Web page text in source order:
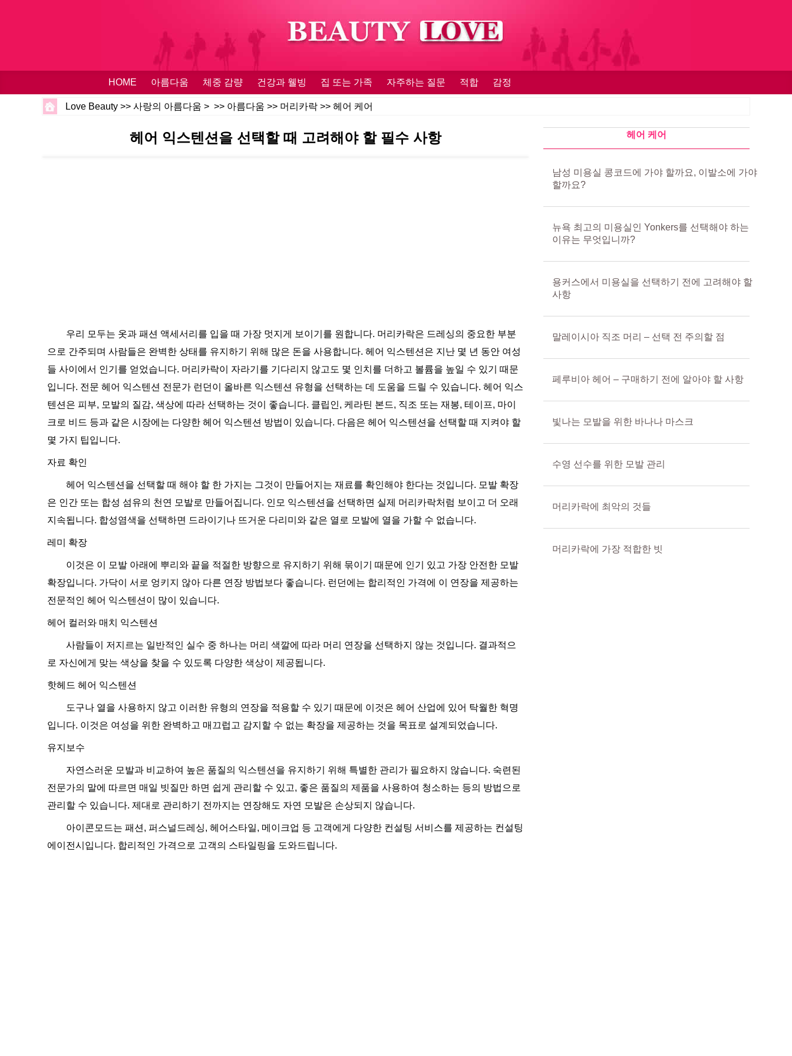
HOME 아름다움 체중 감량 건강과 웰빙 집 또는 가족 자주하는 질문 적합 감정
Love Beauty >> 사랑의 아름다움 > >> 아름다움 >> 머리카락 >> 헤어 케어
헤어 익스텐션을 선택할 때 고려해야 할 필수 사항
우리 모두는 옷과 패션 액세서리를 입을 때 가장 멋지게 보이기를 원합니다. 머리카락은 드레싱의 중요한 부분
으로 간주되며 사람들은 완벽한 상태를 유지하기 위해 많은 돈을 사용합니다. 헤어 익스텐션은 지난 몇 년 동안 여성
들 사이에서 인기를 얻었습니다. 머리카락이 자라기를 기다리지 않고도 몇 인치를 더하고 볼륨을 높일 수 있기 때문
입니다. 전문 헤어 익스텐션 전문가 런던이 올바른 익스텐션 유형을 선택하는 데 도움을 드릴 수 있습니다. 헤어 익스
텐션은 피부, 모발의 질감, ​​색상에 따라 선택하는 것이 좋습니다. 클립인, 케라틴 본드, 직조 또는 재봉, 테이프, 마이
크로 비드 등과 같은 시장에는 다양한 헤어 익스텐션 방법이 있습니다. 다음은 헤어 익스텐션을 선택할 때 지켜야 할
몇 가지 팁입니다.
자료 확인
헤어 익스텐션을 선택할 때 해야 할 한 가지는 그것이 만들어지는 재료를 확인해야 한다는 것입니다. 모발 확장
은 인간 또는 합성 섬유의 천연 모발로 만들어집니다. 인모 익스텐션을 선택하면 실제 머리카락처럼 보이고 더 오래
지속됩니다. 합성염색을 선택하면 드라이기나 뜨거운 다리미와 같은 열로 모발에 열을 가할 수 없습니다.
레미 확장
이것은 이 모발 아래에 뿌리와 끝을 적절한 방향으로 유지하기 위해 묶이기 때문에 인기 있고 가장 안전한 모발
확장입니다. 가닥이 서로 엉키지 않아 다른 연장 방법보다 좋습니다. 런던에는 합리적인 가격에 이 연장을 제공하는
전문적인 헤어 익스텐션이 많이 있습니다.
헤어 컬러와 매치 익스텐션
사람들이 저지르는 일반적인 실수 중 하나는 머리 색깔에 따라 머리 연장을 선택하지 않는 것입니다. 결과적으
로 자신에게 맞는 색상을 찾을 수 있도록 다양한 색상이 제공됩니다.
핫헤드 헤어 익스텐션
도구나 열을 사용하지 않고 이러한 유형의 연장을 적용할 수 있기 때문에 이것은 헤어 산업에 있어 탁월한 혁명
입니다. 이것은 여성을 위한 완벽하고 매끄럽고 감지할 수 없는 확장을 제공하는 것을 목표로 설계되었습니다.
유지보수
자연스러운 모발과 비교하여 높은 품질의 익스텐션을 유지하기 위해 특별한 관리가 필요하지 않습니다. 숙련된
전문가의 말에 따르면 매일 빗질만 하면 쉽게 관리할 수 있고, 좋은 품질의 제품을 사용하여 청소하는 등의 방법으로
관리할 수 있습니다. 제대로 관리하기 전까지는 연장해도 자연 모발은 손상되지 않습니다.
아이콘모드는 패션, 퍼스널드레싱, 헤어스타일, 메이크업 등 고객에게 다양한 컨설팅 서비스를 제공하는 컨설팅
에이전시입니다. 합리적인 가격으로 고객의 스타일링을 도와드립니다.
헤어 케어
남성 미용실 콩코드에 가야 할까요, 이발소에 가야
할까요?
뉴욕 최고의 미용실인 Yonkers를 선택해야 하는
이유는 무엇입니까?
용커스에서 미용실을 선택하기 전에 고려해야 할
사항
말레이시아 직조 머리 – 선택 전 주의할 점
페루비아 헤어 – 구매하기 전에 알아야 할 사항
빛나는 모발을 위한 바나나 마스크
수영 선수를 위한 모발 관리
머리카락에 최악의 것들
머리카락에 가장 적합한 빗